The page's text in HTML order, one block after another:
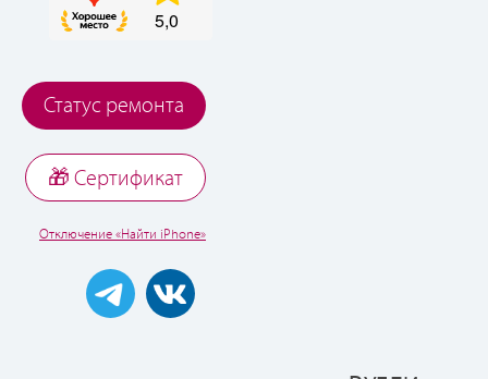
Статус ремонта
🎁 Cертификат
Отключение «Найти iPhone»